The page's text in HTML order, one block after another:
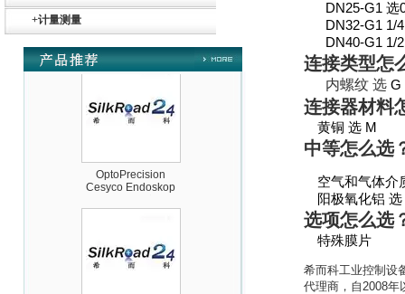
+计量测量
Maschinen-
OptoPrecision
Cesyco Endoskop
HTO 38 内窥镜
DN25-G1 选
DN32-G1 1/
DN40-G1 1/
连接类型怎
内螺纹 选 G
连接器材料
黄铜 选 M
中等怎么选
空气和气体介
阳极氧化铝 选
选项怎么选
特殊膜片
希而科工业控制设
代理商，自2008年